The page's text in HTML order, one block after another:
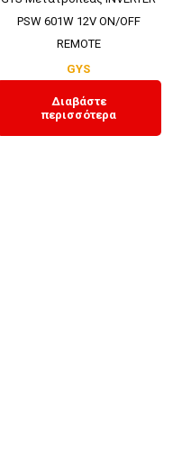
PSW 601W 12V ON/OFF
REMOTE
GYS
Διαβάστε
περισσότερα